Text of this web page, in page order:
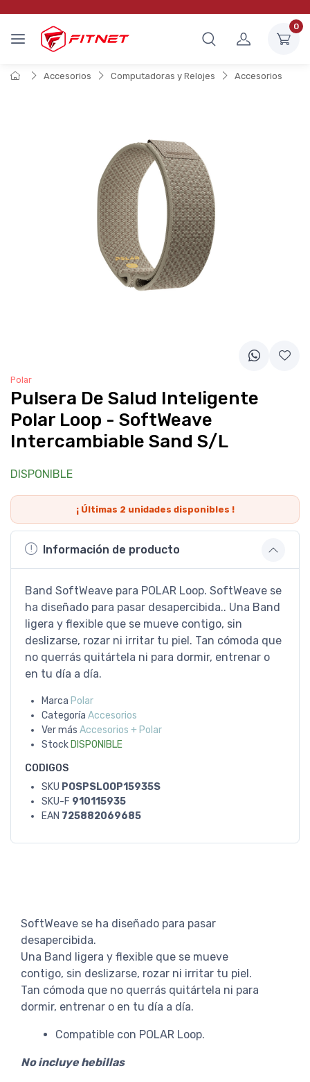
0
Accesorios Computadoras y Relojes Accesorios
Polar
Pulsera De Salud Inteligente
Polar Loop - SoftWeave
Intercambiable Sand S/L
DISPONIBLE
¡ Últimas 2 unidades disponibles !
Información de producto
Band SoftWeave para POLAR Loop. SoftWeave se
ha diseñado para pasar desapercibida.. Una Band
ligera y flexible que se mueve contigo, sin
deslizarse, rozar ni irritar tu piel. Tan cómoda que
no querrás quitártela ni para dormir, entrenar o
en tu día a día.
Marca Polar
Categoría Accesorios
Ver más Accesorios + Polar
Stock DISPONIBLE
CODIGOS
SKU POSPSLOOP15935S
SKU-F 910115935
EAN 725882069685
SoftWeave se ha diseñado para pasar
desapercibida.
Una Band ligera y flexible que se mueve
contigo, sin deslizarse, rozar ni irritar tu piel.
Tan cómoda que no querrás quitártela ni para
dormir, entrenar o en tu día a día.
Compatible con POLAR Loop.
No incluye hebillas